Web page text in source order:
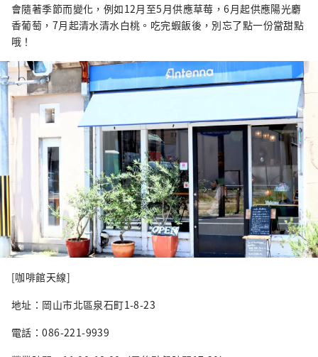
會隨著季節而變化，例如12月至5月供應草莓，6月起供應陽光麝
香葡萄，7月起清水清水白桃。吃完蝦飯後，別忘了點一份當甜點
哦！
[咖啡館天線]
地址：岡山市北區泉石町1-8-23
電話：086-221-9939